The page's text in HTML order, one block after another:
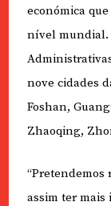
económica
nível mundial.
nove cidades
Foshan,
Zhaoqing,
“Pretendemos
assim ter mais